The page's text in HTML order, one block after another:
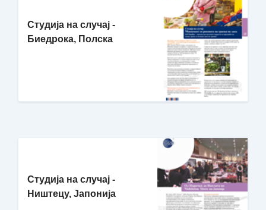
Студија на случај -
Биедрока, Полска
Студија на случај -
Ништецу, Јапонија